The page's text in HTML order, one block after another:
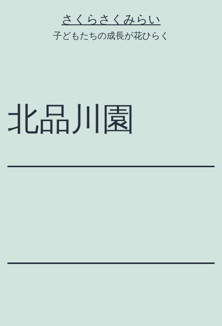
さくらさくみらい
子どもたちの成長が花ひらく
北品川園